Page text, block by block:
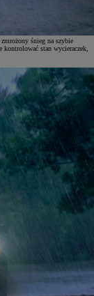
śnieg na szybie
kontrolować stan wycieraczek,